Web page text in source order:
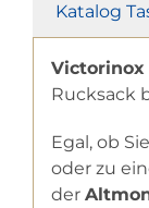
Katalog
Victorinox
Rucksack
Egal, ob
oder zu
der